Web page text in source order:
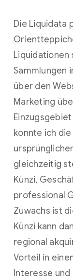
Die Liquidata
Liquidationen
Sammlungen
über den
Marketing
konnte ich
gleichzeitig
Künzi,
professional
Zuwachs ist
Künzi kann
regional
Vorteil in
Interesse